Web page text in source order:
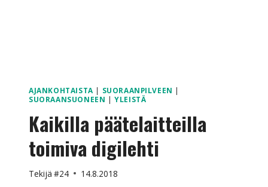
AJANKOHTAISTA | SUORAANPILVEEN |
SUORAANSUONEEN |YLEISTÄ
Kaikilla päätelaitteilla
toimiva digilehti
Tekijä #24 14.8.2018